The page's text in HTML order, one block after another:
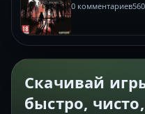
0 комментариев
Скачивай
быстро,